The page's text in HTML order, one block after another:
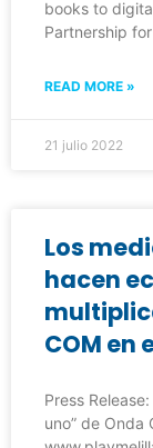
books to
Partnership
READ MORE »
21 julio 2022
Los
hacen
COM en
Press
uno” de Onda